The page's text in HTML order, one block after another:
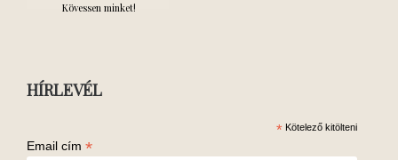
Kövessen minket!
HÍRLEVÉL
* Kötelező kitölteni
Email cím *